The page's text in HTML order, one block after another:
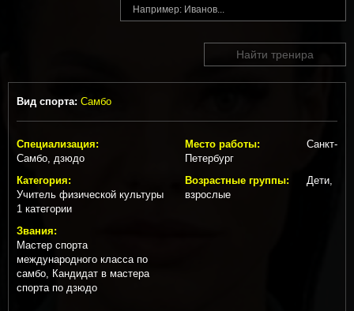
Найти тренира
Вид спорта: Самбо
Специализация:
Самбо, дзюдо
Категория:
Учитель физической культуры
1 категории
Звания:
Мастер спорта
международного класса по
самбо, Кандидат в мастера
спорта по дзюдо
Место работы:
Санкт-
Петербург
Возрастные группы:
Дети,
взрослые